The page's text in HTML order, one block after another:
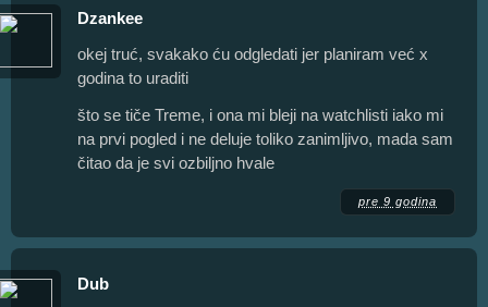
Dzankee
okej truć, svakako ću odgledati jer planiram već x
godina to uraditi
što se tiče Treme, i ona mi bleji na watchlisti iako mi
na prvi pogled i ne deluje toliko zanimljivo, mada sam
čitao da je svi ozbiljno hvale
pre 9 godina
Dub